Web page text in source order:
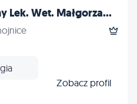
Lek. Wet. Małgorza...
Zobacz profil